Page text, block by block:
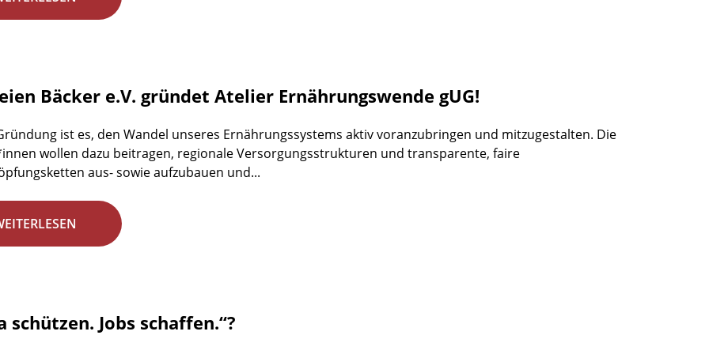
Bäcker e.V. gründet Atelier Ernährungswende gUG!
ist es, den Wandel unseres Ernährungssystems aktiv voranzubringen und mitzugestalten. Die
wollen dazu beitragen, regionale Versorgungsstrukturen und transparente, faire
aus- sowie aufzubauen und...
schützen. Jobs schaffen.“?